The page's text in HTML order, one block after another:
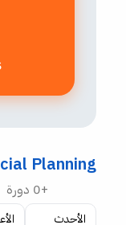
Planning
+0 دورة